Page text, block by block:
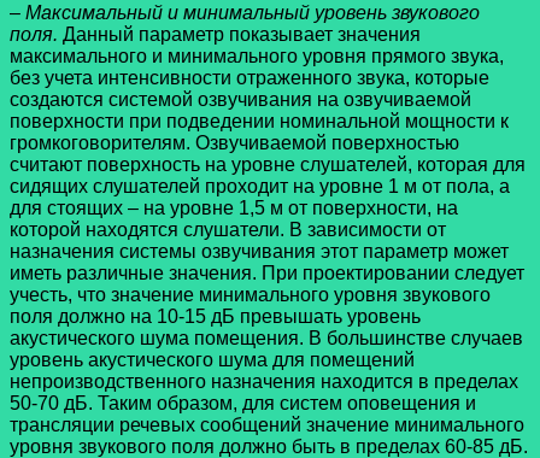
– Максимальный и минимальный уровень звукового
поля. Данный параметр показывает значения
максимального и минимального уровня прямого звука,
без учета интенсивности отраженного звука, которые
создаются системой озвучивания на озвучиваемой
поверхности при подведении номинальной мощности к
громкоговорителям. Озвучиваемой поверхностью
считают поверхность на уровне слушателей, которая для
сидящих слушателей проходит на уровне 1 м от пола, а
для стоящих – на уровне 1,5 м от поверхности, на
которой находятся слушатели. В зависимости от
назначения системы озвучивания этот параметр может
иметь различные значения. При проектировании следует
учесть, что значение минимального уровня звукового
поля должно на 10-15 дБ превышать уровень
акустического шума помещения. В большинстве случаев
уровень акустического шума для помещений
непроизводственного назначения находится в пределах
50-70 дБ. Таким образом, для систем оповещения и
трансляции речевых сообщений значение минимального
уровня звукового поля должно быть в пределах 60-85 дБ.